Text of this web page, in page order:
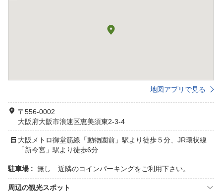
地図アプリで見る
〒556-0002
大阪府大阪市浪速区恵美須東2-3-4
大阪メトロ御堂筋線「動物園前」駅より徒歩５分、JR環状線
「新今宮」駅より徒歩6分
駐車場 : 無し 近隣のコインパーキングをご利用下さい。
周辺の観光スポット